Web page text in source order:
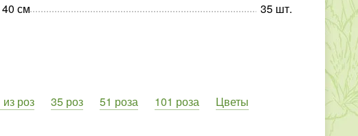
см
35 шт.
роз 35 роз 51 роза 101 роза
Цветы